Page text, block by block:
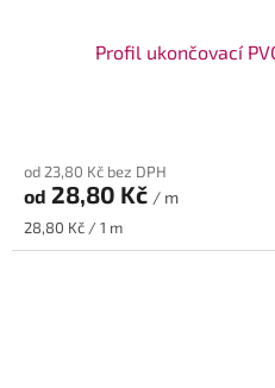
Profil ukončovací
od 23,80 Kč bez DPH
od 28,80 Kč / m
Měrná
cena:
28,80 Kč / 1 m